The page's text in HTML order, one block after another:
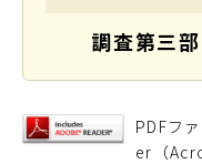
調査第三
PDFフ
er（